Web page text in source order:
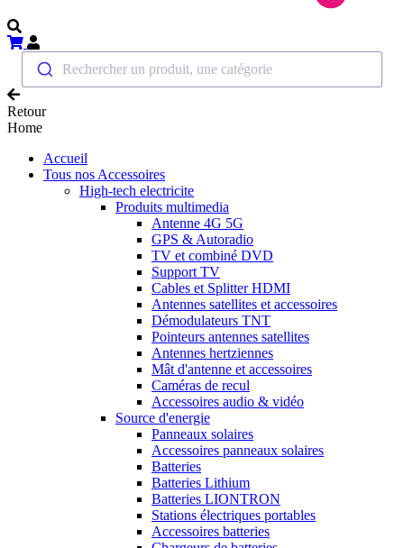
Rechercher un produit, une catégorie
Retour
Home
Accueil
Tous nos Accessoires
High-tech electricite
Produits multimedia
Antenne 4G 5G
GPS & Autoradio
TV et combiné DVD
Support TV
Cables et Splitter HDMI
Antennes satellites et accessoires
Démodulateurs TNT
Pointeurs antennes satellites
Antennes hertziennes
Mât d'antenne et accessoires
Caméras de recul
Accessoires audio & vidéo
Source d'energie
Panneaux solaires
Accessoires panneaux solaires
Batteries
Batteries Lithium
Batteries LIONTRON
Stations électriques portables
Accessoires batteries